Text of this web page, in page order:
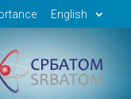
English